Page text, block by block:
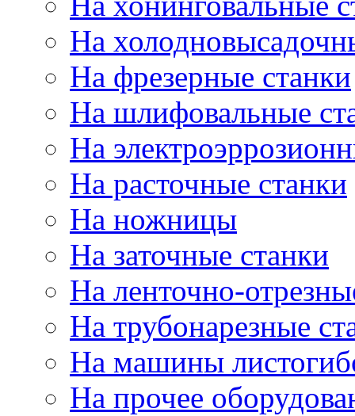
На
На фрезерные станки
На шлифовальные
На
На расточные станки
На ножницы
На заточные станки
На ленточно-
На трубонарезные
На машины
На прочее